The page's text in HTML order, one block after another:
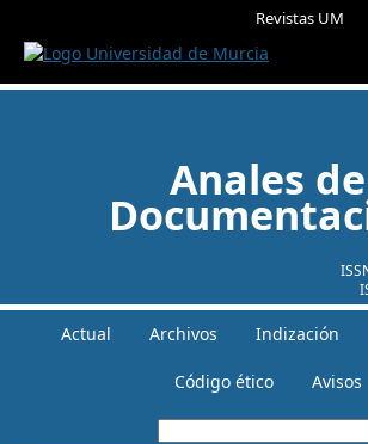
Revistas UM
Anales de
Actual Archivos Indización
Código ético Avisos